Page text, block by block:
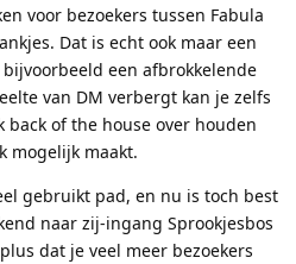
voor bezoekers tussen Fabula
Dat is echt ook maar een
een afbrokkelende
van DM verbergt kan je zelfs
of the house over houden
mogelijk maakt.
gebruikt pad, en nu is toch best
naar zij-ingang Sprookjesbos
dat je veel meer bezoekers